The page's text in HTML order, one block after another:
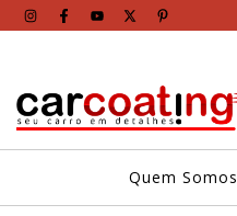
Quem Somos